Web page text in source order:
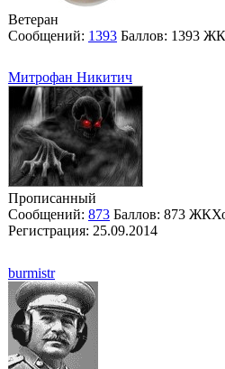
Ветеран
Сообщений: 1393 Баллов: 1393
Митрофан Никитич
Прописанный
Сообщений: 873 Баллов: 873
Регистрация: 25.09.2014
burmistr